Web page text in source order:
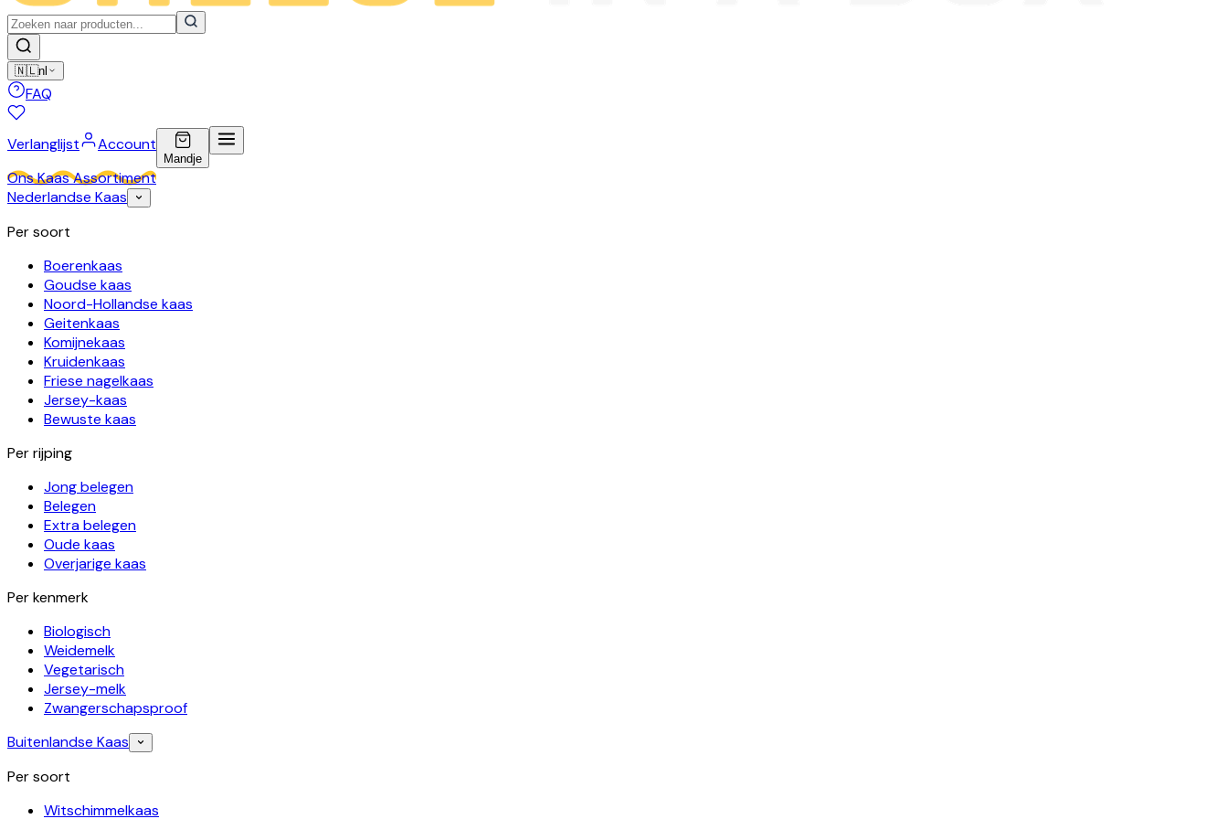
🇳🇱nl
FAQ
Verlanglijst Account
Mandje
Ons Kaas Assortiment
Nederlandse Kaas
Per soort
Boerenkaas
Goudse kaas
Noord-Hollandse kaas
Geitenkaas
Komijnekaas
Kruidenkaas
Friese nagelkaas
Jersey-kaas
Bewuste kaas
Per rijping
Jong belegen
Belegen
Extra belegen
Oude kaas
Overjarige kaas
Per kenmerk
Biologisch
Weidemelk
Vegetarisch
Jersey-melk
Zwangerschapsproof
Buitenlandse Kaas
Per soort
Witschimmelkaas